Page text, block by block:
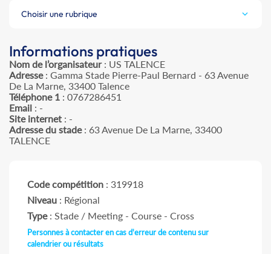
Choisir une rubrique
Informations pratiques
Nom de l’organisateur: US TALENCE
Adresse: Gamma Stade Pierre-Paul Bernard - 63 Avenue
De La Marne, 33400 Talence
Téléphone 1 : 0767286451
Email : -
Site internet : -
Adresse du stade: 63 Avenue De La Marne, 33400
TALENCE
Code compétition : 319918
Niveau : Régional
Type: Stade / Meeting - Course - Cross
Personnes à contacter en cas d'erreur de contenu sur
calendrier ou résultats